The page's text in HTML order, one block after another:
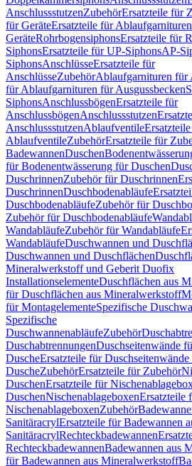
AnschlussstutzenZubehörErsatzteile für
für GeräteErsatzteile für
GeräteRohrbogensiphonsErsatzteile für
SiphonsErsatzteile für UP-SiphonsAP-
SiphonsAnschlüsseErsatzteile für
AnschlüsseZubehörAblaufgarnituren für
für Ablaufgarnituren für Ausgussbecken
SiphonsAnschlussbögenErsatzteile für
AnschlussbögenAnschlussstutzen
AnschlussstutzenAblaufventile
AblaufventileZubehörErsatzteile für
BadewannenDuschen
für Bodenentwässerung für Duschen
DuschrinnenZubehör für Duschrinnen
DuschrinnenDuschbodenabläufe
DuschbodenabläufeZubehör für
Zubehör für Duschbodenabläufe
WandabläufeZubehör für Wandabläufe
WandabläufeDuschwannen und
Duschwannen und Duschflächen
Mineralwerkstoff und Geberit Duofix
InstallationselementeDuschflächen aus
für Duschflächen aus Mineralwerkstoff
für MontagelementeSpezifische
Spezifische
DuschwannenabläufeZubehör
DuschabtrennungenDuschseitenwände
DuscheErsatzteile für
DuscheZubehörErsatzteile für Zubehör
DuschenErsatzteile für
DuschenNischenablageboxenErsatzteile
NischenablageboxenZubehör
SanitäracrylErsatzteile für Badewannen
SanitäracrylRechteckbadewannen
RechteckbadewannenBadewannen aus
für Badewannen aus Mineralwerkstoff